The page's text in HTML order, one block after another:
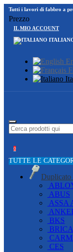
Tutti i lavori di fabbro a
Prezzo
IL MIO ACCOUNT
0
TUTTE LE
Duplicato
ABUS
ASSA
BKS
CES